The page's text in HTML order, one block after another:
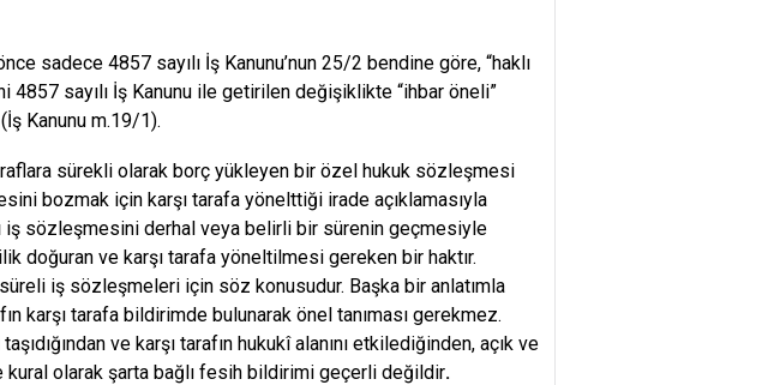
sadece 4857 sayılı İş Kanunu’nun 25/2 bendine göre, “haklı
4857 sayılı İş Kanunu ile getirilen değişiklikte “ihbar öneli”
Kanunu m.19/1).
sürekli olarak borç yükleyen bir özel hukuk sözleşmesi
bozmak için karşı tarafa yönelttiği irade açıklamasıyla
iş sözleşmesini derhal veya belirli bir sürenin geçmesiyle
doğuran ve karşı tarafa yöneltilmesi gereken bir haktır.
iş sözleşmeleri için söz konusudur. Başka bir anlatımla
karşı tarafa bildirimde bulunarak önel tanıması gerekmez.
ve karşı tarafın hukukî alanını etkilediğinden, açık ve
kural olarak şarta bağlı fesih bildirimi geçerli değildir.